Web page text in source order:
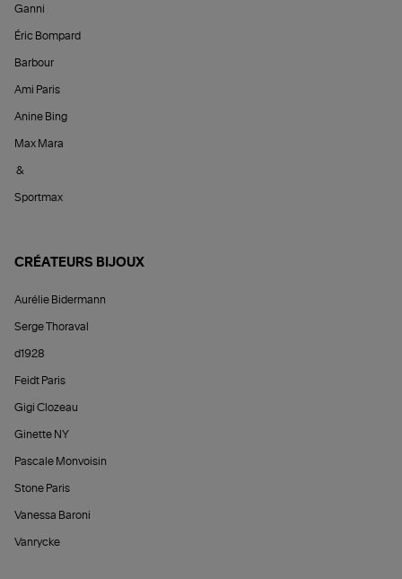
Ganni
Éric Bompard
Barbour
Ami Paris
Anine Bing
Max Mara
&
Sportmax
CRÉATEURS BIJOUX
Aurélie Bidermann
Serge Thoraval
d1928
Feidt Paris
Gigi Clozeau
Ginette NY
Pascale Monvoisin
Stone Paris
Vanessa Baroni
Vanrycke